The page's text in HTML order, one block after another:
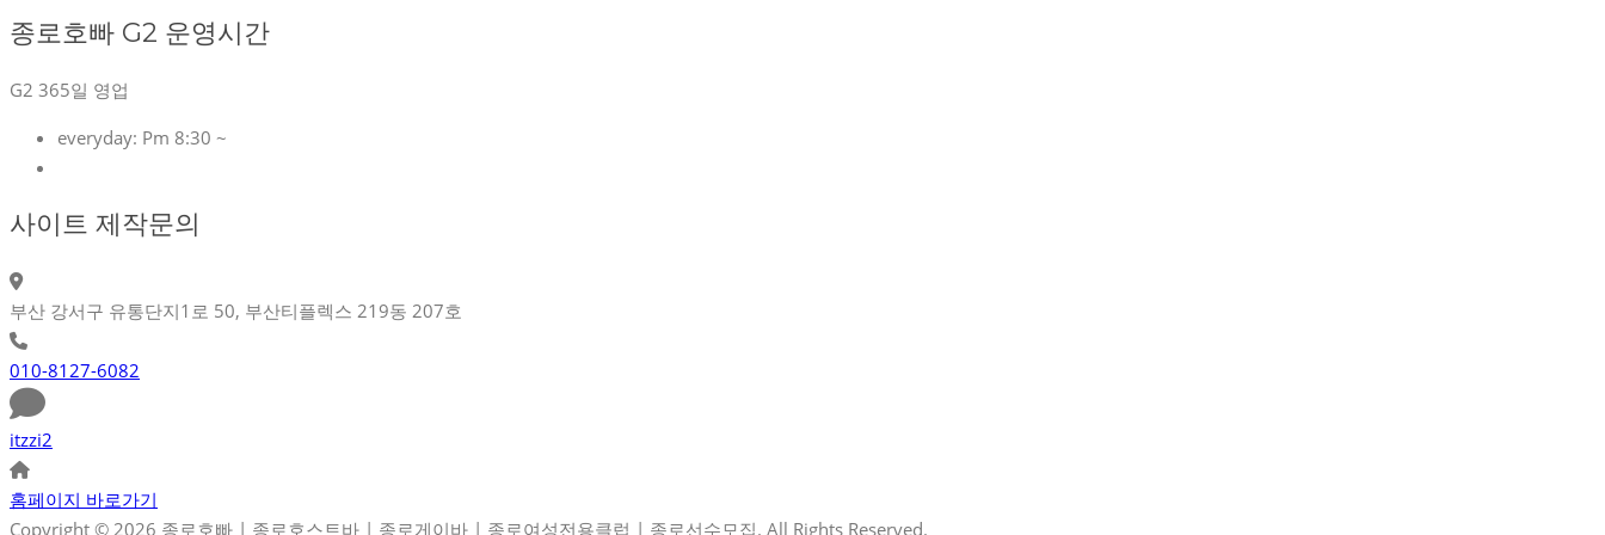
종로호빠 G2 운영시간
G2 365일 영업
everyday: Pm 8:30 ~
사이트 제작문의
부산 강서구 유통단지1로 50, 부산티플렉스 219동 207호
010-8127-6082
itzzi2
홈페이지 바로가기
Copyright © 2026 종로호빠 | 종로호스트바 | 종로게이바 | 종로여성전용클럽 | 종로선수모집. All Rights Reserved.